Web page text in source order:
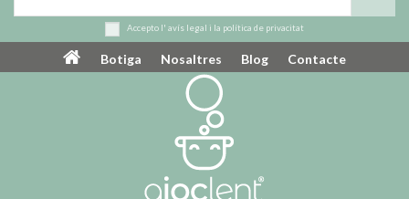
Accepto l' avís legal i la política de privacitat
Botiga Nosaltres Blog Contacte